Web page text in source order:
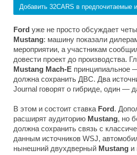
Добавить 32CARS в предпочитаемые
Ford уже не просто обсуждает
Mustang: машину показали
мероприятии, а участникам
довести проект до производства.
Mustang Mach-E принципиальное
должна сохранить ДВС. Два
Journal говорят о гибриде, один —
В этом и состоит ставка Ford.
расширят аудиторию Mustang, но
должна сохранить связь с
данным источников WSJ,
нынешний двухдверный Mustang и